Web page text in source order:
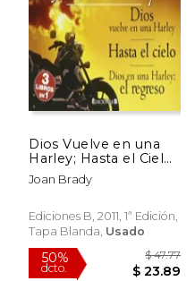
50%
dcto.
$ 39.92
Dios Vuelve en una
Harley; Hasta el Cielo;
Dios en una Harley: El
Regreso. (Librino)
Joan Brady
Ediciones B, 2011, 1ª Edición,
Tapa Blanda, Usado